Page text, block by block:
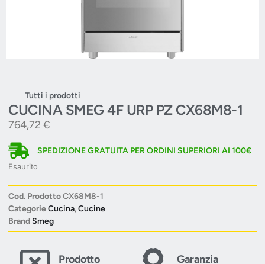
Tutti i prodotti
CUCINA SMEG 4F URP PZ CX68M8-1
764,72 €
SPEDIZIONE GRATUITA PER ORDINI SUPERIORI AI 100€
Esaurito
Cod. ProdottoCX68M8-1
CategorieCucina,Cucine
BrandSmeg
Prodotto
Garanzia